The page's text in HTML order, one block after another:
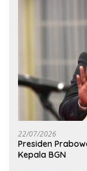
22/07/2026
Presiden
Kepala BGN